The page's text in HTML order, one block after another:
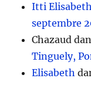
Itti Elisabeth
septembre
Chazaud
Tinguely,
Elisabeth